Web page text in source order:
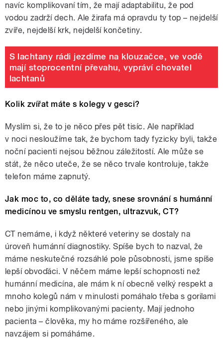
navíc komplikovaní tím, že mají adaptabilitu, že pod
vodou zadrží dech. Ale žirafa má opravdu ty top – nejdelší
zvíře, nejdelší krk, nejdelší končetiny.
S lachtany rádi jezdíme na klouzačce, ve vodě
mají stoprocentní převahu, vypráví chovatel
lachtanů
Kolik zvířat máte s kolegy v gesci?
Myslím si, že to je něco přes pět tisíc. Ale například
v noci nesloužíme tak, že bychom tady fyzicky byli, takže
noční pacienti nejsou běžnou záležitostí. Ale může se
stát, že něco uteče, že se něco trvale kontroluje, takže
telefon máme zapnutý.
Jak moc to, co děláte tady, snese srovnání s humánní
medicínou ve smyslu rentgen, ultrazvuk, CT?
CT nemáme, i když některé veteriny se dostaly na
úroveň humánní diagnostiky. Spíše bych to nazval, že
máme neskutečné rozsáhlé pole působnosti, jsme spíše
lepší obvoďáci. V něčem máme lepší schopnosti než
humánní medicína, ale mám k ní obecně velký respekt a
mnoho kolegů nám v minulosti pomáhalo třeba s gorilami
nebo jinými komplikovanými pacienty. Mají jednoho
pacienta – člověka, my ho máme rozšířeného, ale
navzájem si pomáháme.